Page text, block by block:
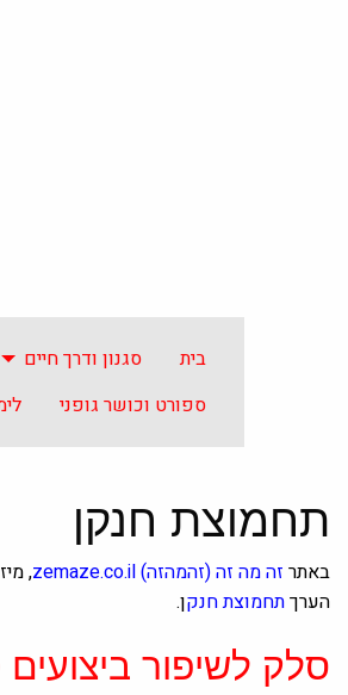
בית סגנון ודרך חיים
ספורט וכושר גופני
תחמוצת חנקן
באתר זה מה זה(זהמהזה)zemaze.co.il
,
הערךתחמוצת חנקן.
סלק לשיפור ביצועים